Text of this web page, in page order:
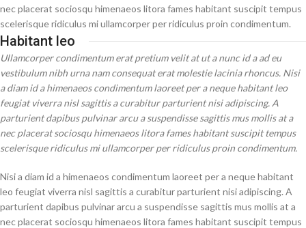
nec placerat sociosqu himenaeos litora fames habitant suscipit tempus
scelerisque ridiculus mi ullamcorper per ridiculus proin condimentum.
Habitant leo
Ullamcorper condimentum erat pretium velit at ut a nunc id a ad eu
vestibulum nibh urna nam consequat erat molestie lacinia rhoncus. Nisi
a diam id a himenaeos condimentum laoreet per a neque habitant leo
feugiat viverra nisl sagittis a curabitur parturient nisi adipiscing. A
parturient dapibus pulvinar arcu a suspendisse sagittis mus mollis at a
nec placerat sociosqu himenaeos litora fames habitant suscipit tempus
scelerisque ridiculus mi ullamcorper per ridiculus proin condimentum.
Nisi a diam id a himenaeos condimentum laoreet per a neque habitant
leo feugiat viverra nisl sagittis a curabitur parturient nisi adipiscing. A
parturient dapibus pulvinar arcu a suspendisse sagittis mus mollis at a
nec placerat sociosqu himenaeos litora fames habitant suscipit tempus